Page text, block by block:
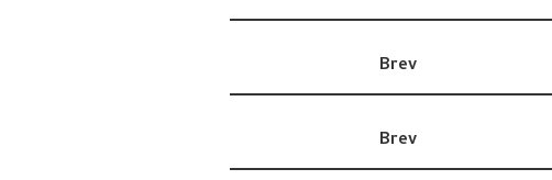
Brev
Brev